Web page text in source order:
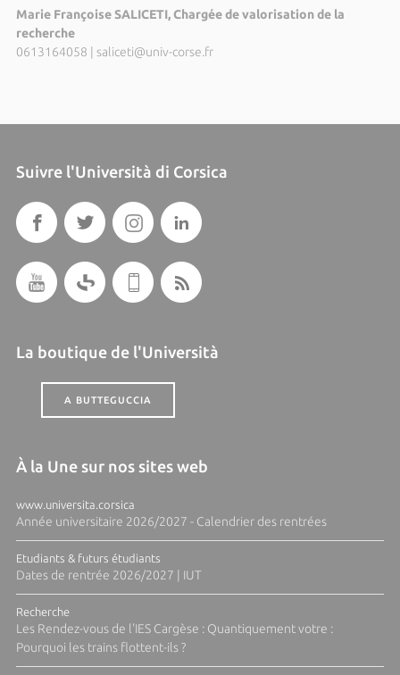
Marie Françoise SALICETI, Chargée de valorisation de la
recherche
0613164058 | saliceti@univ-corse.fr
Suivre l'Università di Corsica
La boutique de l'Università
A BUTTEGUCCIA
À la Une sur nos sites web
www.universita.corsica
Année universitaire 2026/2027 - Calendrier des rentrées
Etudiants & futurs étudiants
Dates de rentrée 2026/2027 | IUT
Recherche
Les Rendez-vous de l'IES Cargèse : Quantiquement votre :
Pourquoi les trains flottent-ils ?